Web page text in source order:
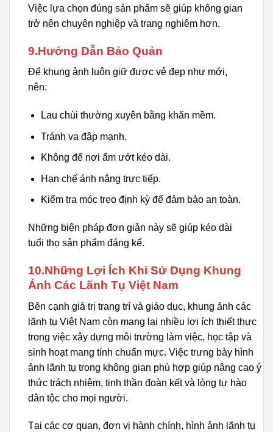
Việc lựa chọn đúng sản phẩm sẽ giúp không gian
trở nên chuyên nghiệp và trang nghiêm hơn.
9.Hướng Dẫn Bảo Quản
Để khung ảnh luôn giữ được vẻ đẹp như mới,
nên:
Lau chùi thường xuyên bằng khăn mềm.
Tránh va đập mạnh.
Không để nơi ẩm ướt kéo dài.
Hạn chế ánh nắng trực tiếp.
Kiểm tra móc treo định kỳ để đảm bảo an toàn.
Những biện pháp đơn giản này sẽ giúp kéo dài
tuổi thọ sản phẩm đáng kể.
10.Những Lợi Ích Khi Sử Dụng Khung
Ảnh Các Lãnh Tụ Việt Nam
Bên cạnh giá trị trang trí và giáo dục, khung ảnh các
lãnh tụ Việt Nam còn mang lại nhiều lợi ích thiết thực
trong việc xây dựng môi trường làm việc, học tập và
sinh hoạt mang tính chuẩn mực. Việc trưng bày hình
ảnh lãnh tụ trong không gian phù hợp giúp nâng cao ý
thức trách nhiệm, tinh thần đoàn kết và lòng tự hào
dân tộc cho mọi người.
Tại các cơ quan, đơn vị hành chính, hình ảnh lãnh tụ